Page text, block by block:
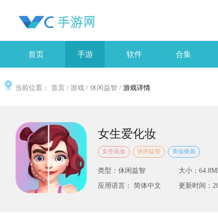
首页 手游 软件 合集
当前位置： 首页 / 游戏 / 休闲益智 / 游戏详情
女生爱化妆
女生化妆 休闲益智 美妆换装
类型：休闲益智 大小：
应用语言： 简体中文 更新时间：